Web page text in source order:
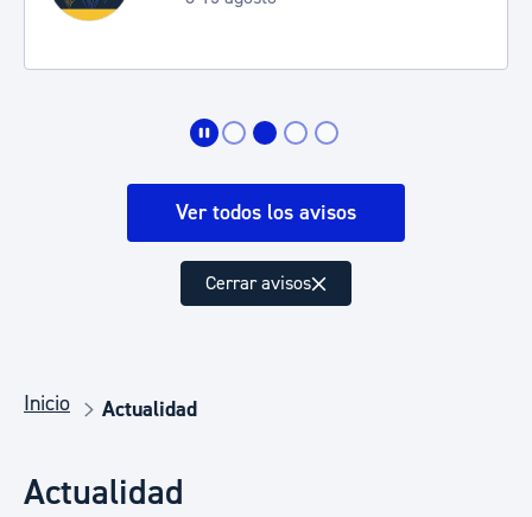
Ver todos los avisos
Cerrar avisos
Inicio Actualidad
Actualidad